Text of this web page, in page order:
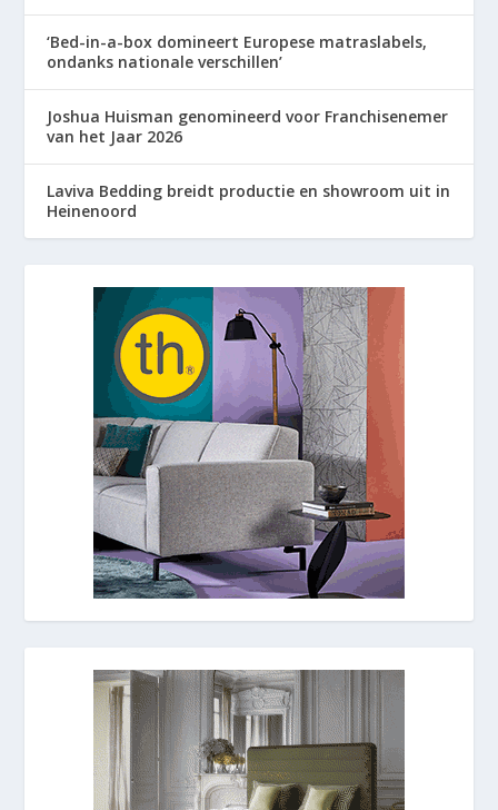
‘Bed-in-a-box domineert Europese matraslabels,
ondanks nationale verschillen’
Joshua Huisman genomineerd voor Franchisenemer
van het Jaar 2026
Laviva Bedding breidt productie en showroom uit in
Heinenoord